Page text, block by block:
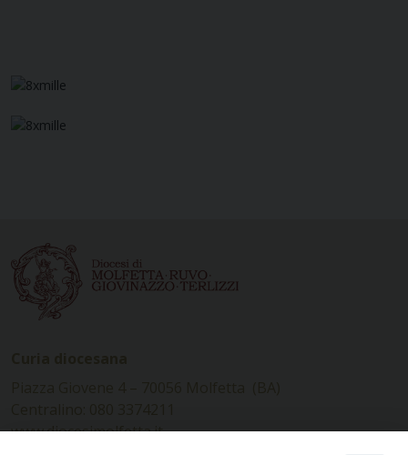
www.diocesimolfetta.it –